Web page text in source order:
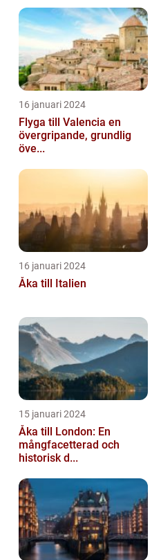
16 januari 2024
Flyga till Valencia en
övergripande, grundlig
öve...
16 januari 2024
Åka till Italien
15 januari 2024
Åka till London: En
mångfacetterad och
historisk d...